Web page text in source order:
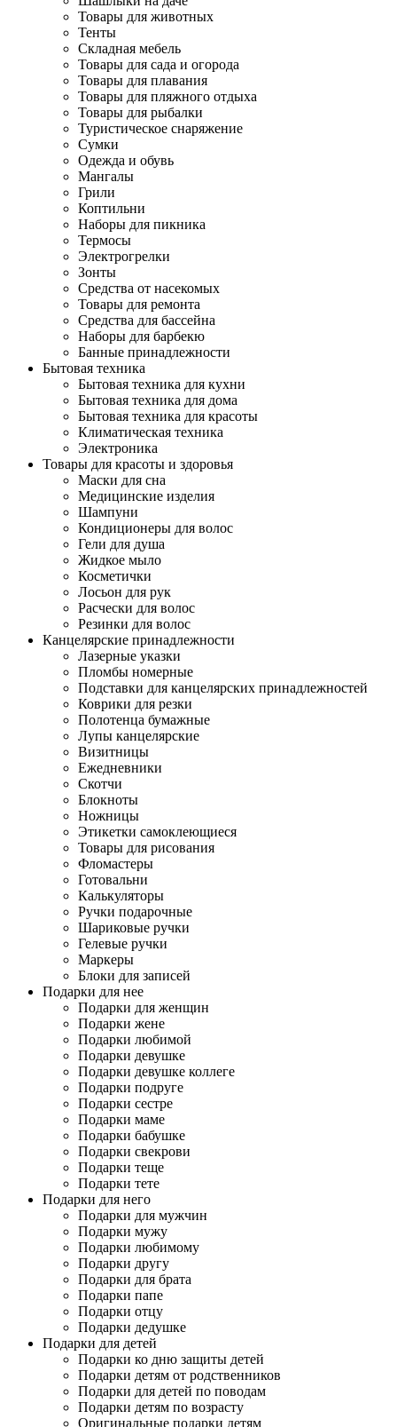
Товары для животных
Тенты
Складная мебель
Товары для сада и огорода
Товары для плавания
Товары для пляжного отдыха
Товары для рыбалки
Туристическое снаряжение
Сумки
Одежда и обувь
Мангалы
Грили
Коптильни
Наборы для пикника
Термосы
Электрогрелки
Зонты
Средства от насекомых
Товары для ремонта
Средства для бассейна
Наборы для барбекю
Банные принадлежности
Бытовая техника
Бытовая техника для кухни
Бытовая техника для дома
Бытовая техника для красоты
Климатическая техника
Электроника
Товары для красоты и здоровья
Маски для сна
Медицинские изделия
Шампуни
Кондиционеры для волос
Гели для душа
Жидкое мыло
Косметички
Лосьон для рук
Расчески для волос
Резинки для волос
Канцелярские принадлежности
Лазерные указки
Пломбы номерные
Подставки для канцелярских принадлежностей
Коврики для резки
Полотенца бумажные
Лупы канцелярские
Визитницы
Ежедневники
Скотчи
Блокноты
Ножницы
Этикетки самоклеющиеся
Товары для рисования
Фломастеры
Готовальни
Калькуляторы
Ручки подарочные
Шариковые ручки
Гелевые ручки
Маркеры
Блоки для записей
Подарки для нее
Подарки для женщин
Подарки жене
Подарки любимой
Подарки девушке
Подарки девушке коллеге
Подарки подруге
Подарки сестре
Подарки маме
Подарки бабушке
Подарки свекрови
Подарки теще
Подарки тете
Подарки для него
Подарки для мужчин
Подарки мужу
Подарки любимому
Подарки другу
Подарки для брата
Подарки папе
Подарки отцу
Подарки дедушке
Подарки для детей
Подарки ко дню защиты детей
Подарки детям от родственников
Подарки для детей по поводам
Подарки детям по возрасту
Оригинальные подарки детям